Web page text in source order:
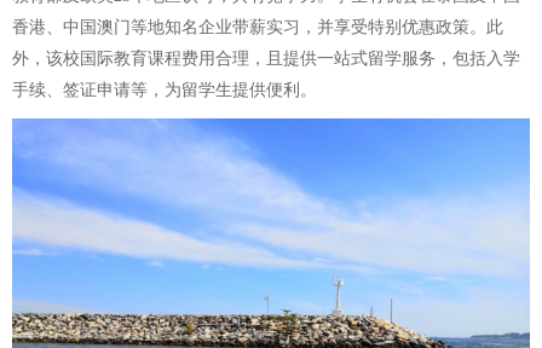
香港、中国澳门等地知名企业带薪实习，并享受特别优惠政策。此
外，该校国际教育课程费用合理，且提供一站式留学服务，包括入学
手续、签证申请等，为留学生提供便利。